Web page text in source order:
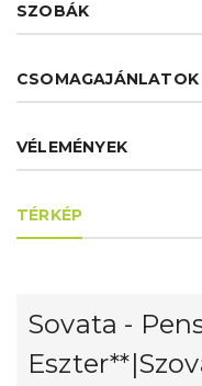
SZOBÁK
CSOMAGAJÁNLATOK
VÉLEMÉNYEK
TÉRKÉP
Sovata -